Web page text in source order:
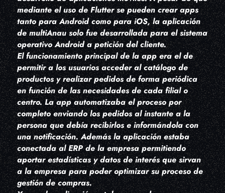
mediante el uso de Flutter se pueden crear apps
tanto para Android como para iOS, la aplicación
de multiAnau solo fue desarrollada para el sistema
operativo Android a petición del cliente.
El funcionamiento principal de la app era el de
permitir a los usuarios acceder al catálogo de
productos y realizar pedidos de forma periódica
en función de las necesidades de cada filial o
centro. La app automatizaba el proceso por
completo enviando los pedidos al instante a la
persona que debía recibirlos e informándola con
una notificación. Además la aplicación estaba
conectada al ERP de la empresa permitiendo
aportar estadísticas y datos de interés que sirvan
a la empresa para poder optimizar su proceso de
gestión de compras.